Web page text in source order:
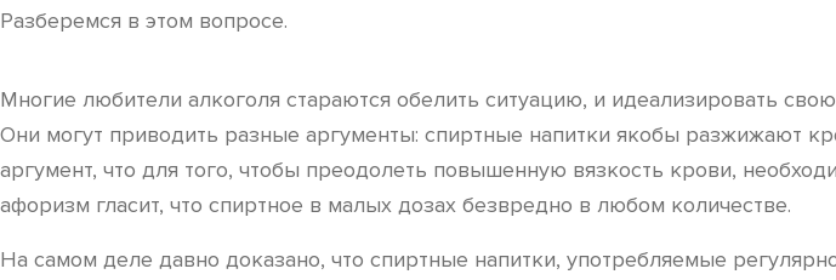
Разберемся в этом вопросе.
Многие любители алкоголя стараются обелить ситуацию, и идеализировать
Они могут приводить разные аргументы: спиртные напитки якобы разжижают
аргумент, что для того, чтобы преодолеть повышенную вязкость крови,
афоризм гласит, что спиртное в малых дозах безвредно в любом количестве.
На самом деле давно доказано, что спиртные напитки, употребляемые